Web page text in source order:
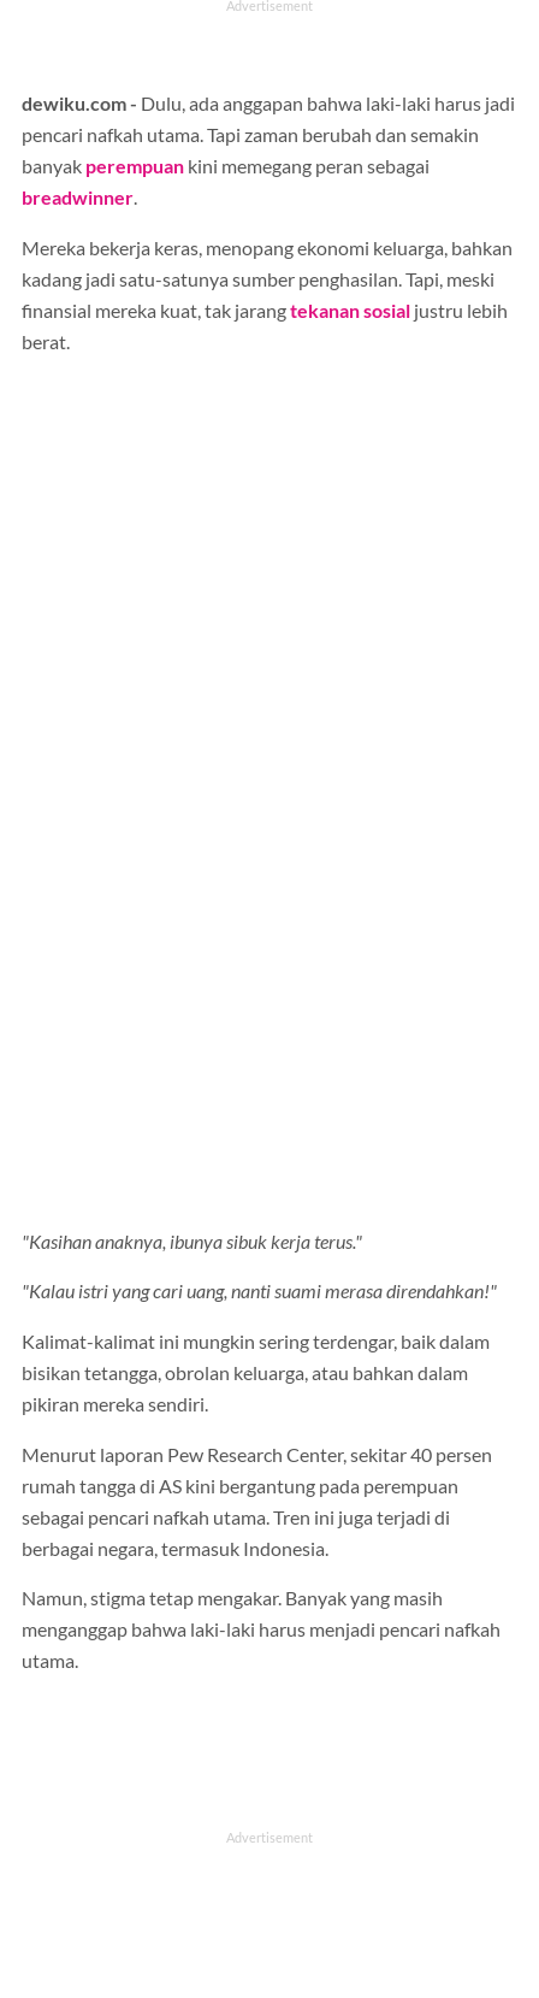
dewiku.com - Dulu, ada anggapan bahwa laki-laki harus jadi
pencari nafkah utama. Tapi zaman berubah dan semakin
banyak perempuan kini memegang peran sebagai
breadwinner.
Mereka bekerja keras, menopang ekonomi keluarga, bahkan
kadang jadi satu-satunya sumber penghasilan. Tapi, meski
finansial mereka kuat, tak jarangtekanan sosial justru lebih
berat.
"Kasihan anaknya, ibunya sibuk kerja terus."
"Kalau istri yang cari uang, nanti suami merasa direndahkan!"
Kalimat-kalimat ini mungkin sering terdengar, baik dalam
bisikan tetangga, obrolan keluarga, atau bahkan dalam
pikiran mereka sendiri.
Menurut laporan Pew Research Center, sekitar 40 persen
rumah tangga di AS kini bergantung pada perempuan
sebagai pencari nafkah utama. Tren ini juga terjadi di
berbagai negara, termasuk Indonesia.
Namun, stigma tetap mengakar. Banyak yang masih
menganggap bahwa laki-laki harus menjadi pencari nafkah
utama.